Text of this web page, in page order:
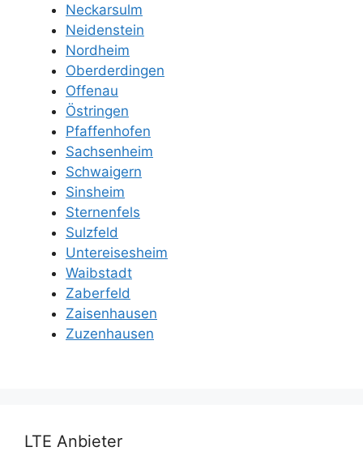
Neckarsulm
Neidenstein
Nordheim
Oberderdingen
Offenau
Östringen
Pfaffenhofen
Sachsenheim
Schwaigern
Sinsheim
Sternenfels
Sulzfeld
Untereisesheim
Waibstadt
Zaberfeld
Zaisenhausen
Zuzenhausen
LTE Anbieter